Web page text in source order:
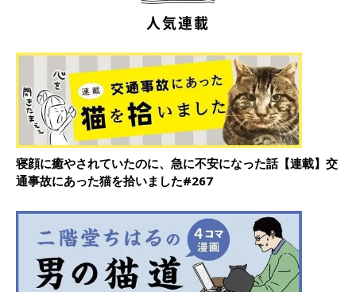
人気連載
寝顔に癒やされていたのに、急に不安になった話【連載】交
通事故にあった猫を拾いました#267